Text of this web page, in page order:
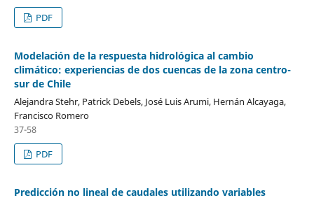
PDF
Modelación de la respuesta hidrológica al cambio
climático: experiencias de dos cuencas de la zona centro-
sur de Chile
Alejandra Stehr, Patrick Debels, José Luis Arumi, Hernán Alcayaga,
Francisco Romero
37-58
PDF
Predicción no lineal de caudales utilizando variables